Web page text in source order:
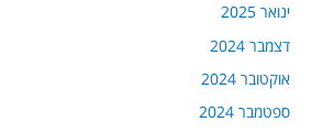
ינואר 2025
דצמבר 2024
אוקטובר 2024
ספטמבר 2024